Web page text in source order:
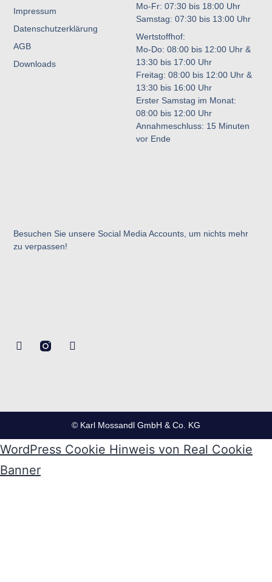
Besuchen Sie unsere Social Media Accounts, um nichts mehr
zu verpassen!
Mo-Fr: 07:30 bis 18:00 Uhr
Samstag: 07:30 bis 13:00 Uhr
Wertstoffhof:
Mo-Do: 08:00 bis 12:00 Uhr &
13:30 bis 17:00 Uhr
Freitag: 08:00 bis 12:00 Uhr &
13:30 bis 16:00 Uhr
Erster Samstag im Monat:
08:00 bis 12:00 Uhr
Annahmeschluss: 15 Minuten
vor Ende
Impressum
Datenschutzerklärung
AGB
Downloads
© Karl Mossandl GmbH & Co. KG
WordPress Cookie Hinweis von Real Cookie
Banner